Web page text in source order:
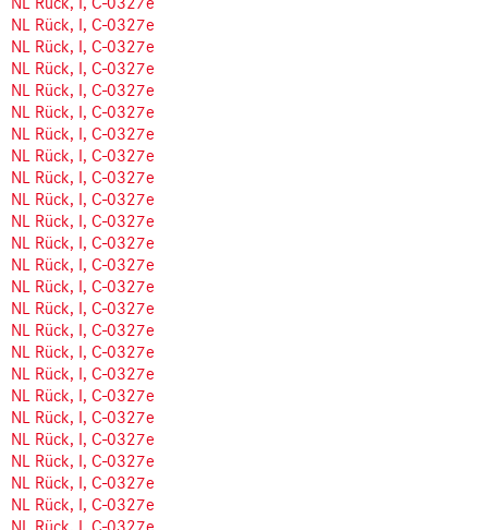
NL Rück, I, C-0327e
NL Rück, I, C-0327e
NL Rück, I, C-0327e
NL Rück, I, C-0327e
NL Rück, I, C-0327e
NL Rück, I, C-0327e
NL Rück, I, C-0327e
NL Rück, I, C-0327e
NL Rück, I, C-0327e
NL Rück, I, C-0327e
NL Rück, I, C-0327e
NL Rück, I, C-0327e
NL Rück, I, C-0327e
NL Rück, I, C-0327e
NL Rück, I, C-0327e
NL Rück, I, C-0327e
NL Rück, I, C-0327e
NL Rück, I, C-0327e
NL Rück, I, C-0327e
NL Rück, I, C-0327e
NL Rück, I, C-0327e
NL Rück, I, C-0327e
NL Rück, I, C-0327e